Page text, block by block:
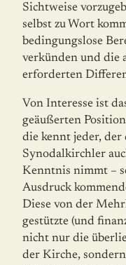
Sichtweise
selbst zu Wort
bedingungslose
verkünden und die
erforderten
Von Interesse ist
geäußerten
die kennt jeder,
Synodalkirchler
Kenntnis nimmt –
Ausdruck
Diese von der
gestützte (und
nicht nur die
der Kirche,